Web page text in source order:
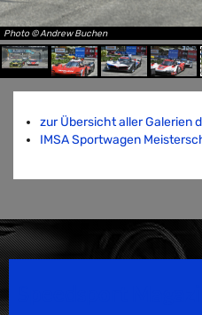
Photo © Andrew Buchen
zur Übersicht aller Galerien
IMSA Sportwagen